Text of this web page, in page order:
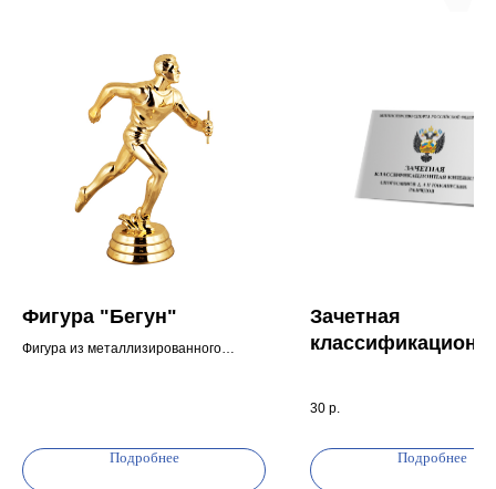
Фигура "Бегун"
Фигура из металлизированного
мраморном основании.
Высота: 10,2 см
Подробнее
Зачетная
30 р.
Подробнее